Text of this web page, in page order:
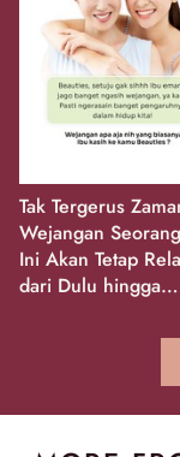
Tak Tergerus
Wejangan
Ini Akan Tetap
dari Dulu hingga